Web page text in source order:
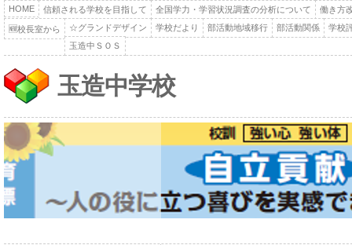
HOME 信頼される学校を目指して 全国学力・学習状況調査の分析について 働き方
🆕校長室から ☆グランドデザイン 学校だより 部活動地域移行 部活動関係
学校
玉造中ＳＯＳ
玉造中学校